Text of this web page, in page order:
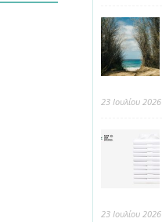
23 Ιουλίου 2026
23 Ιουλίου 2026